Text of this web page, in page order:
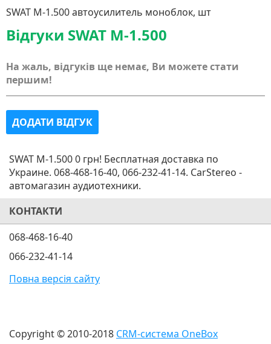
SWAT M-1.500 автоусилитель моноблок, шт
Відгуки SWAT M-1.500
На жаль, відгуків ще немає, Ви можете стати
першим!
ДОДАТИ ВІДГУК
SWAT M-1.500 0 грн! Бесплатная доставка по
Украине. 068-468-16-40, 066-232-41-14. CarStereo -
автомагазин аудиотехники.
КОНТАКТИ
068-468-16-40
066-232-41-14
Повна версія сайту
Copyright © 2010-2018 CRM-система OneBox